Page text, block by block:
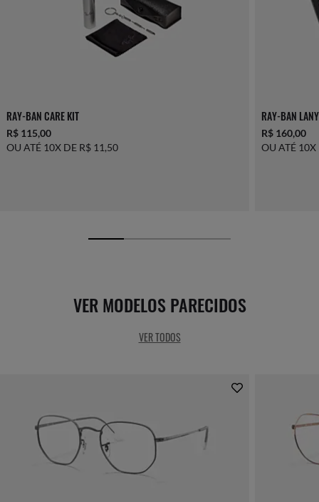
RAY-BAN CARE KIT
R$ 115,00
OU ATÉ 10X DE R$ 11,50
RAY-BAN
R$ 160,00
OU ATÉ
VER MODELOS PARECIDOS
VER TODOS